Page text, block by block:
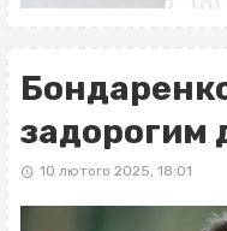
задорогим
10 лютого 2025, 18:01